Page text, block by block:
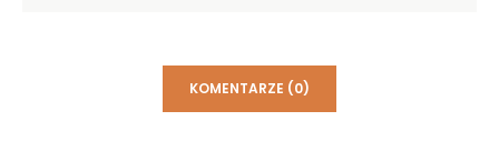
KOMENTARZE (0)